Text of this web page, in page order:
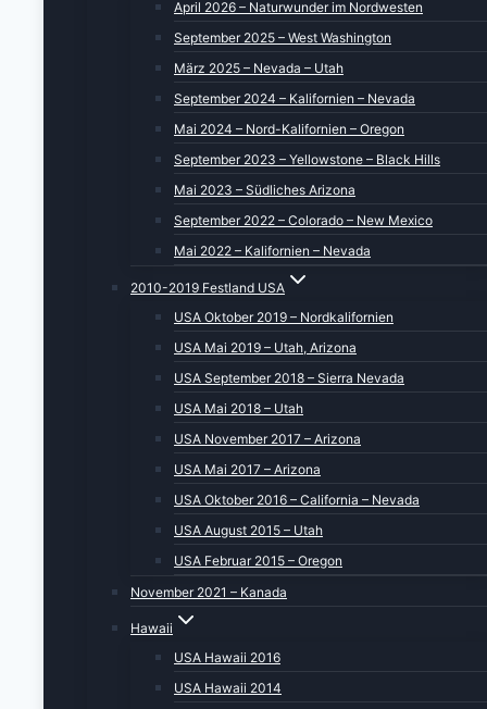
April 2026 – Naturwunder im Nordwesten
September 2025 – West Washington
März 2025 – Nevada – Utah
September 2024 – Kalifornien – Nevada
Mai 2024 – Nord-Kalifornien – Oregon
September 2023 – Yellowstone – Black Hills
Mai 2023 – Südliches Arizona
September 2022 – Colorado – New Mexico
Mai 2022 – Kalifornien – Nevada
2010-2019 Festland USA
USA Oktober 2019 – Nordkalifornien
USA Mai 2019 – Utah, Arizona
USA September 2018 – Sierra Nevada
USA Mai 2018 – Utah
USA November 2017 – Arizona
USA Mai 2017 – Arizona
USA Oktober 2016 – California – Nevada
USA August 2015 – Utah
USA Februar 2015 – Oregon
November 2021 – Kanada
Hawaii
USA Hawaii 2016
USA Hawaii 2014